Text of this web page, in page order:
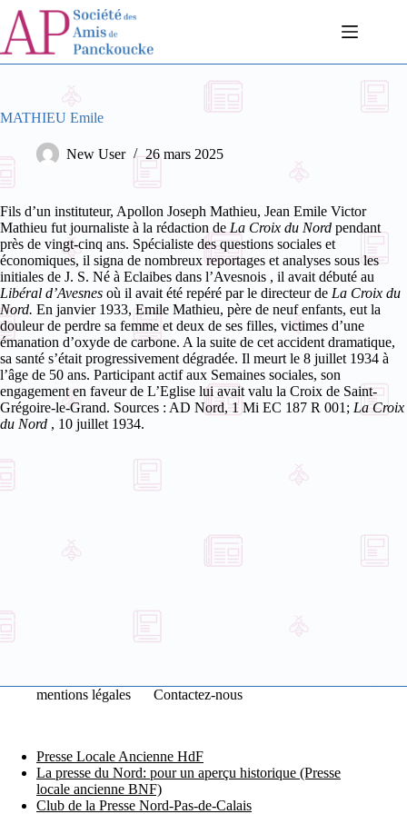
Passer
contenu
MATHIEU Emile
New User 26 mars 2025
Fils d’un instituteur, Apollon Joseph Mathieu, Jean Emile Victor
Mathieu fut journaliste à la rédaction de La Croix du Nord pendant
près de vingt-cinq ans. Spécialiste des questions sociales et
économiques, il signa de nombreux reportages et analyses sous les
initiales de J. S. Né à Eclaibes dans l’Avesnois , il avait débuté au
Libéral d’Avesnes où il avait été repéré par le directeur de La Croix du
Nord. En janvier 1933, Emile Mathieu, père de neuf enfants, eut la
douleur de perdre sa femme et deux de ses filles, victimes d’une
émanation d’oxyde de carbone. A la suite de cet accident dramatique,
sa santé s’était progressivement dégradée. Il meurt le 8 juillet 1934 à
l’âge de 50 ans. Participant actif aux Semaines sociales, son
engagement en faveur de L’Eglise lui avait valu la Croix de Saint-
Grégoire-le-Grand. Sources : AD Nord, 1 Mi EC 187 R 001; La Croix
du Nord , 10 juillet 1934.
mentions légales Contactez-nous
Presse Locale Ancienne HdF
La presse du Nord: pour un aperçu historique (Presse
locale ancienne BNF)
Club de la Presse Nord-Pas-de-Calais